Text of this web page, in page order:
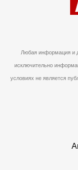
Любая информация и
исключительно
условиях не является